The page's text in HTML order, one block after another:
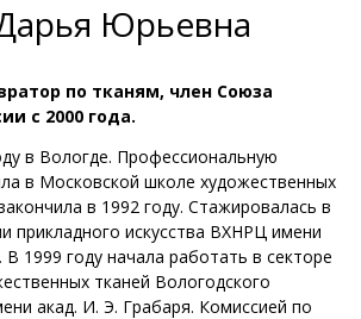
Юрьевна
по тканям, член Союза
с 2000 года.
в Вологде. Профессиональную
в Московской школе художественных
в 1992 году. Стажировалась в
прикладного искусства ВХНРЦ имени
1999 году начала работать в секторе
тканей Вологодского
акад. И. Э. Грабаря. Комиссией по